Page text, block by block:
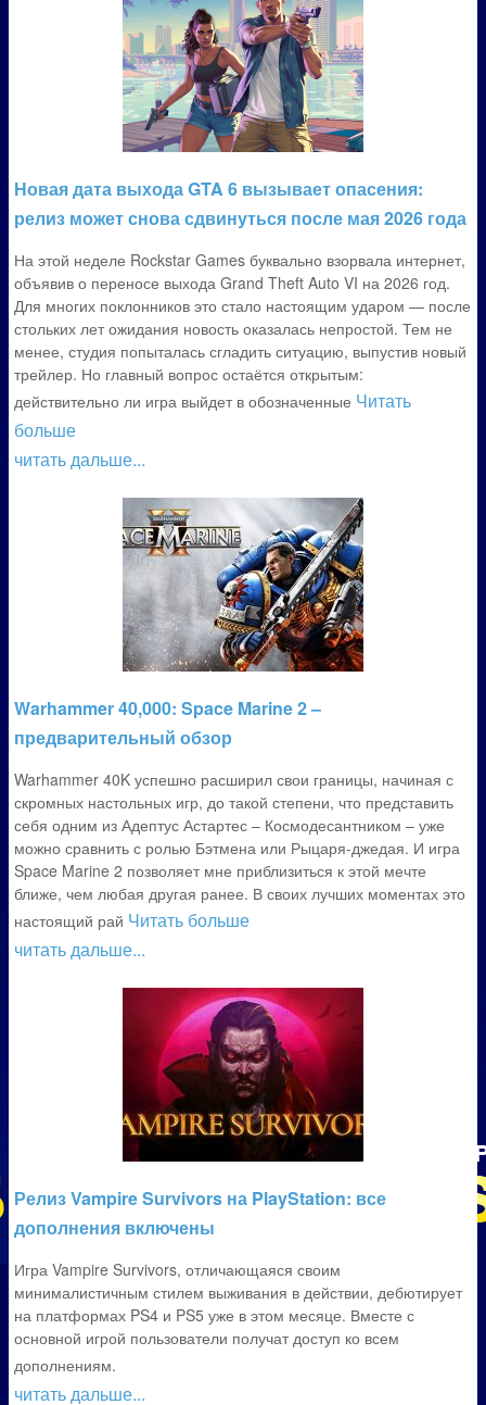
Новая дата выхода GTA 6 вызывает опасения:
релиз может снова сдвинуться после мая 2026 года
На этой неделе Rockstar Games буквально взорвала интернет,
объявив о переносе выхода Grand Theft Auto VI на 2026 год.
Для многих поклонников это стало настоящим ударом — после
стольких лет ожидания новость оказалась непростой. Тем не
менее, студия попыталась сгладить ситуацию, выпустив новый
трейлер. Но главный вопрос остаётся открытым:
действительно ли игра выйдет в обозначенные Читать
больше
читать дальше...
Warhammer 40,000: Space Marine 2 –
предварительный обзор
Warhammer 40K успешно расширил свои границы, начиная с
скромных настольных игр, до такой степени, что представить
себя одним из Адептус Астартес – Космодесантником – уже
можно сравнить с ролью Бэтмена или Рыцаря-джедая. И игра
Space Marine 2 позволяет мне приблизиться к этой мечте
ближе, чем любая другая ранее. В своих лучших моментах это
настоящий рай Читать больше
читать дальше...
Релиз Vampire Survivors на PlayStation: все
дополнения включены
Игра Vampire Survivors, отличающаяся своим
минималистичным стилем выживания в действии, дебютирует
на платформах PS4 и PS5 уже в этом месяце. Вместе с
основной игрой пользователи получат доступ ко всем
дополнениям.
читать дальше...